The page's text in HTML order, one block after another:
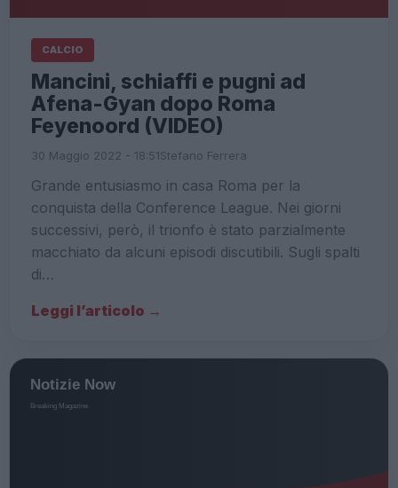
CALCIO
Mancini, schiaffi e pugni ad
Afena-Gyan dopo Roma
Feyenoord (VIDEO)
30 Maggio 2022 - 18:51Stefano Ferrera
Grande entusiasmo in casa Roma per la
conquista della Conference League. Nei giorni
successivi, però, il trionfo è stato parzialmente
macchiato da alcuni episodi discutibili. Sugli spalti
di…
Leggi l’articolo →